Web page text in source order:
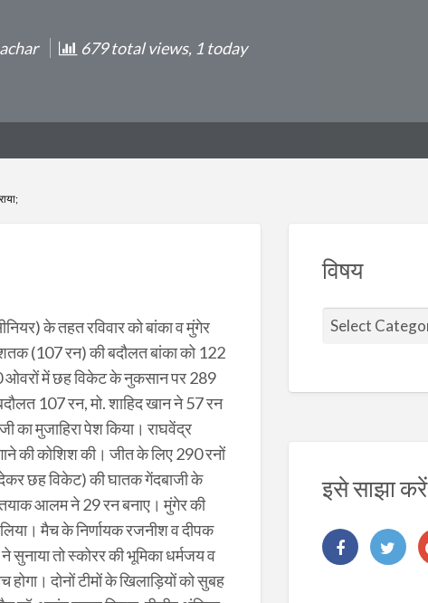
679 total views, 1 today
के तहत रविवार को बांका व मुंगेर
(107 रन) की बदौलत बांका को 122
ओवरों में छह विकेट के नुकसान पर 289
107 रन, मो. शाहिद खान ने 57 रन
का मुजाहिरा पेश किया। राघवेंद्र
की कोशिश की। जीत के लिए 290 रनों
देकर छह विकेट) की घातक गेंदबाजी के
आलम ने 29 रन बनाए। मुंगेर की
मैच के निर्णायक रजनीश व दीपक
तो स्कोरर की भूमिका धर्मजय व
दोनों टीमों के खिलाड़ियों को सुबह
विषय
इसे साझा करें